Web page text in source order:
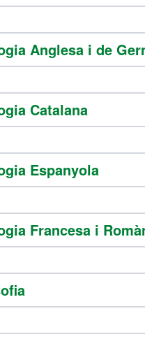
Anglesa i de
Catalana
Espanyola
Francesa i